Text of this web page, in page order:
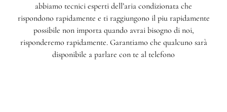
abbiamo tecnici esperti dell’aria condizionata che
rispondono rapidamente e ti raggiungono il piu rapidamente
possibile non importa quando avrai bisogno di noi,
risponderemo rapidamente. Garantiamo che qualcuno sarà
disponibile a parlare con te al telefono